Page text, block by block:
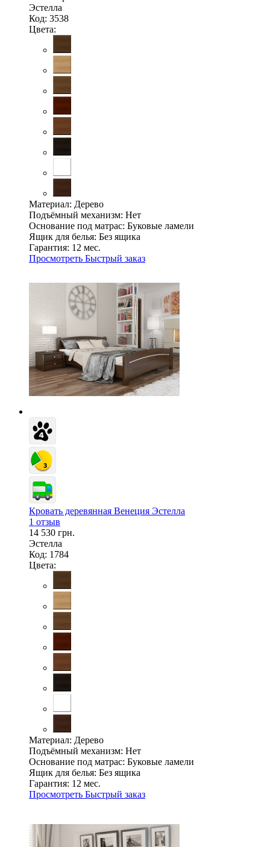
Эстелла
Код: 3538
Цвета:
Материал: Дерево
Подъёмный механизм: Нет
Основание под матрас: Буковые ламели
Ящик для белья: Без ящика
Гарантия: 12 мес.
Просмотреть Быстрый заказ
Кровать деревянная Венеция Эстелла
1 отзыв
14 530 грн.
Эстелла
Код: 1784
Цвета:
Материал: Дерево
Подъёмный механизм: Нет
Основание под матрас: Буковые ламели
Ящик для белья: Без ящика
Гарантия: 12 мес.
Просмотреть Быстрый заказ